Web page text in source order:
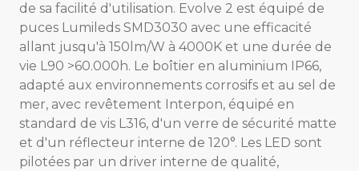
de sa facilité d'utilisation. Evolve 2 est équipé de
puces Lumileds SMD3030 avec une efficacité
allant jusqu'à 150lm/W à 4000K et une durée de
vie L90 >60.000h. Le boîtier en aluminium IP66,
adapté aux environnements corrosifs et au sel de
mer, avec revêtement Interpon, équipé en
standard de vis L316, d'un verre de sécurité matte
et d'un réflecteur interne de 120°. Les LED sont
pilotées par un driver interne de qualité,